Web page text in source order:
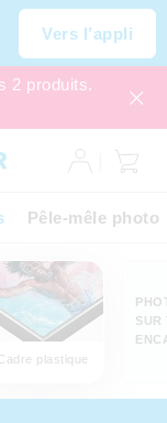
Vers l’appli
2 produits.
Pêle-mêle photo
plastique
SUR